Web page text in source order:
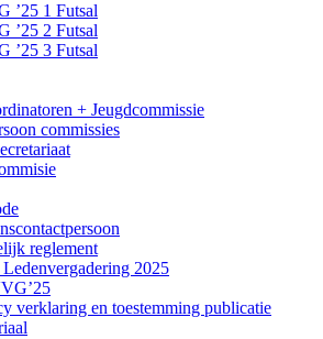
’25 1 Futsal
’25 2 Futsal
’25 3 Futsal
+ Jeugdcommissie
commissies
reglement
2025
verklaring en toestemming publicatie